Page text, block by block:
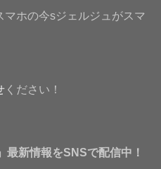
マホの今sジェルジュがスマ
ください！
最新情報をSNSで配信中！